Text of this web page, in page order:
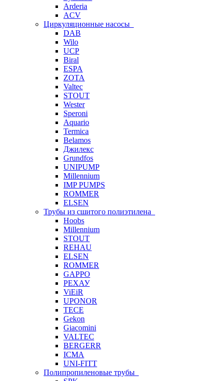
Arderia
ACV
Циркуляционные насосы
DAB
Wilo
UCP
Biral
ESPA
ZOTA
Valtec
STOUT
Wester
Speroni
Aquario
Termica
Belamos
Джилекс
Grundfos
UNIPUMP
Millennium
IMP PUMPS
ROMMER
ELSEN
Трубы из сшитого полиэтилена
Hoobs
Millennium
STOUT
REHAU
ELSEN
ROMMER
GAPPO
РЕХАУ
ViEiR
UPONOR
TECE
Gekon
Giacomini
VALTEC
BERGERR
ICMA
UNI-FITT
Полипропиленовые трубы